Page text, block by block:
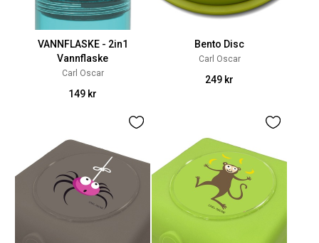
VANNFLASKE - 2in1
Vannflaske
Carl Oscar
149 kr
Bento Disc
Carl Oscar
249 kr